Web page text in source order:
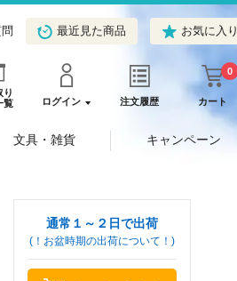
最近見た商品 お気に入り
り
覧
ログイン 注文履歴 カート
0
文具・雑貨 キャンペーン
通常１～２日で出荷
(！お盆時期の出荷について！)